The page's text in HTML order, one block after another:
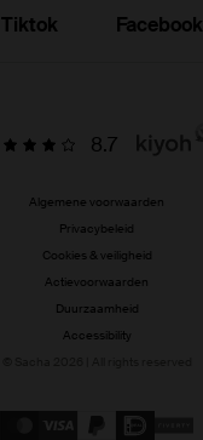
Tiktok Facebook
8.7
Algemene voorwaarden
Privacybeleid
Cookies & veiligheid
Actievoorwaarden
Duurzaamheid
Accessibility